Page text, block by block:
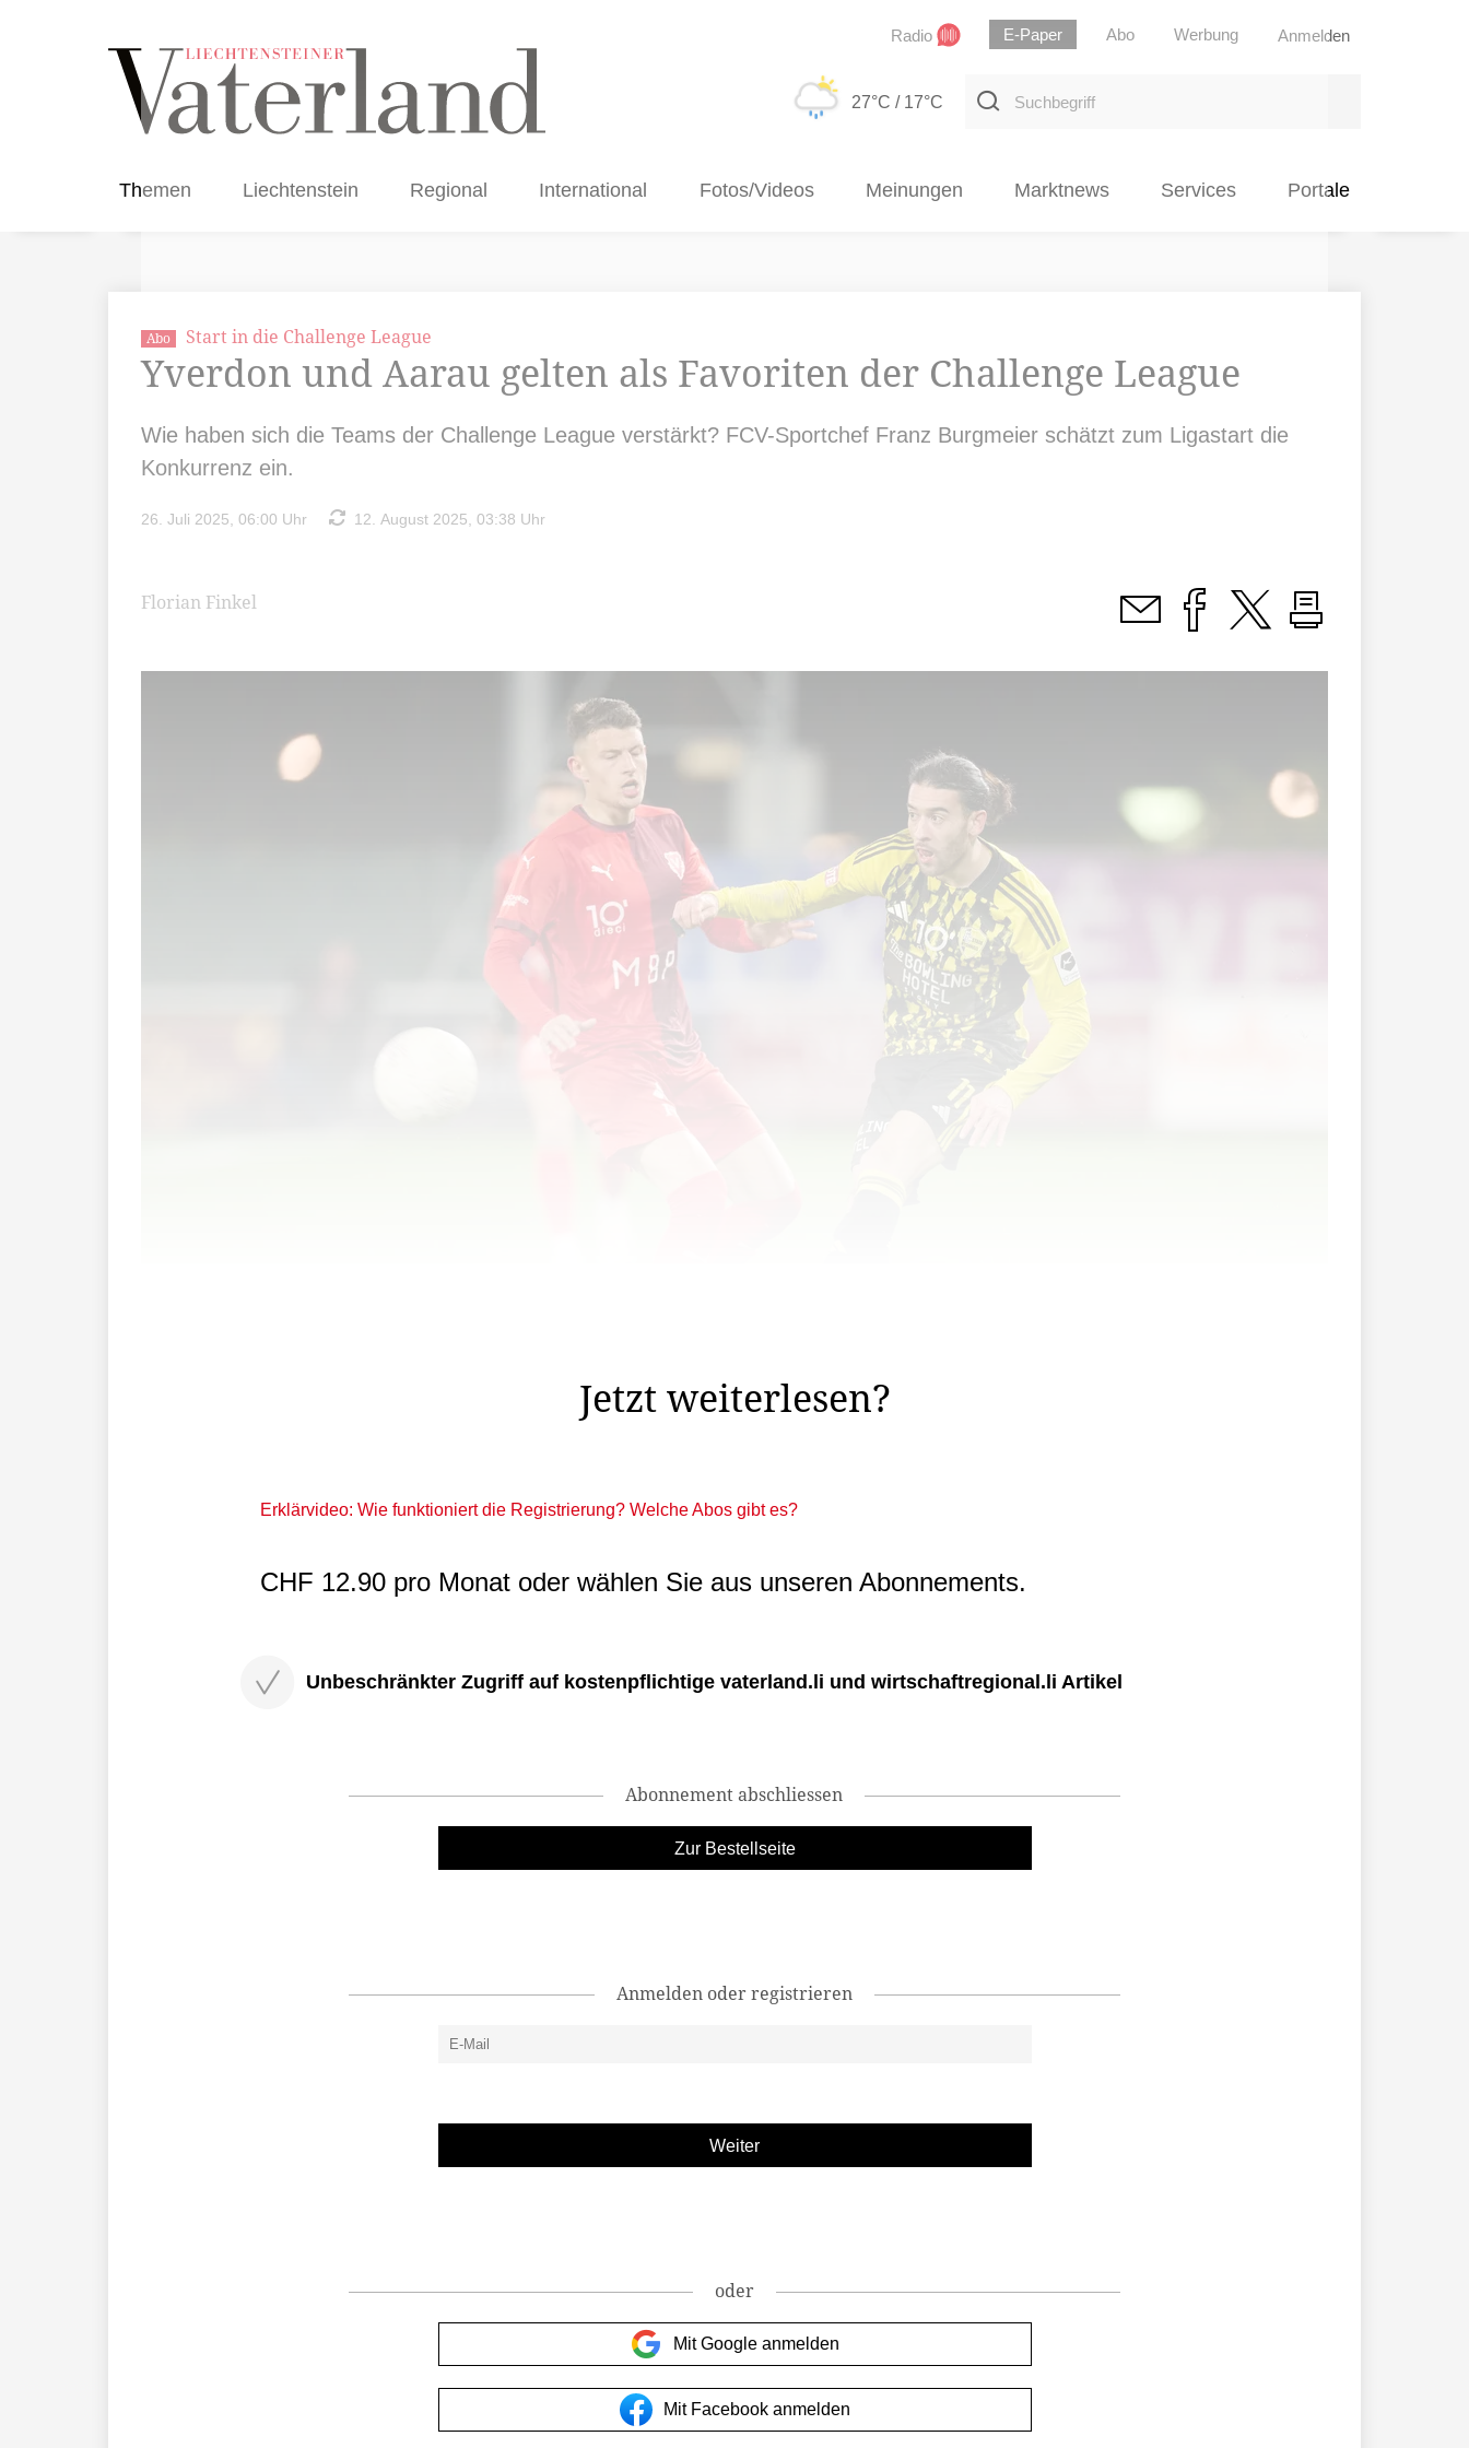
Radio E-Paper Abo Werbung Anmelden
27°C / 17°C
Suchbegriff
Themen Liechtenstein Regional International Fotos/Videos Meinungen Marktnews Services Portale
Abo Start in die Challenge League
Yverdon und Aarau gelten als Favoriten der Challenge League
Wie haben sich die Teams der Challenge League verstärkt? FCV-Sportchef Franz Burgmeier schätzt zum Ligastart die
Konkurrenz ein.
26. Juli 2025, 06:00 Uhr 12. August 2025, 03:38 Uhr
Florian Finkel
Jetzt weiterlesen?
Erklärvideo: Wie funktioniert die Registrierung? Welche Abos gibt es?
CHF 12.90 pro Monat oder wählen Sie aus unseren Abonnements.
Unbeschränkter Zugriff auf kostenpflichtige vaterland.li und wirtschaftregional.li Artikel
Abonnement abschliessen
Zur Bestellseite
Anmelden oder registrieren
oder
Mit Google anmelden
Mit Facebook anmelden